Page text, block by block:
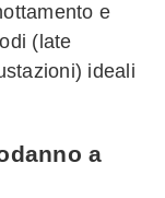
e
(late
ideali
a